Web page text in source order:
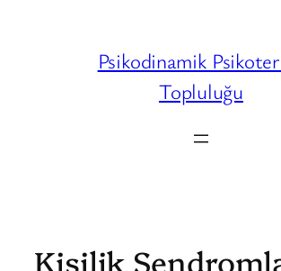
Psikodinamik
Topluluğu
Kişilik